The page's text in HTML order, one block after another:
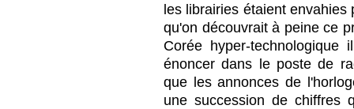
les librairies étaient
qu'on découvrait à peine ce
Corée hyper-
énoncer dans le poste de
que les annonces de
une succession de chiffres